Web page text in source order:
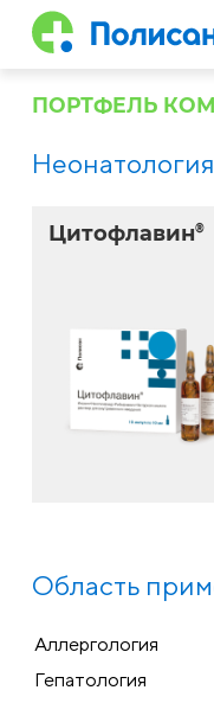
ПОРТФЕЛЬ
Неонатология
Цитофлавин®
Область
Аллергология
Гепатология